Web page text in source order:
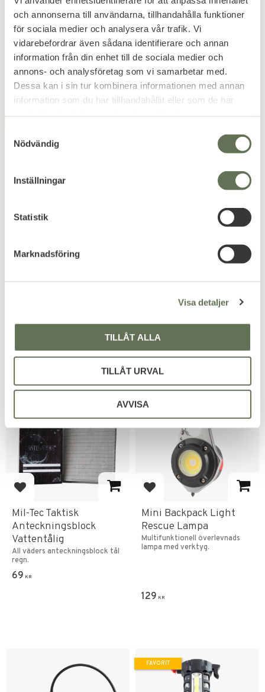
och annonserna till användarna, tillhandahålla funktioner
för sociala medier och analysera vår trafik. Vi
vidarebefordrar även sådana identifierare och annan
information från din enhet till de sociala medier och
annons- och analysföretag som vi samarbetar med.
Dessa kan i sin tur kombinera informationen med annan
information som du har tillhandahållit eller som de har
Nödvändig
Inställningar
Statistik
Marknadsföring
Visa detaljer
TILLÅT ALLA
TILLÅT URVAL
AVVISA
Anteckningsfodral
Large Svart
149 KR
Anteckningsblock A4
Skriv i alla väder med Rothcos
vattensäkra allväders
anteckningsblock.
199KR
Lägg till i favoriter
Allväders Vattentålig
Perfekt för poliser, militärer &
Lägg till i favoriter
Canvas Axelväska
Lägg till i favoriter
Mil-Tec Taktisk
Anteckningsblock
Vattentålig
All väders anteckningsblock tål
regn.
69 KR
Lägg till i favoriter
Mini Backpack Light
Rescue Lampa
Multifunktionell överlevnads
lampa med verktyg.
129 KR
FAVORIT
FAVORIT